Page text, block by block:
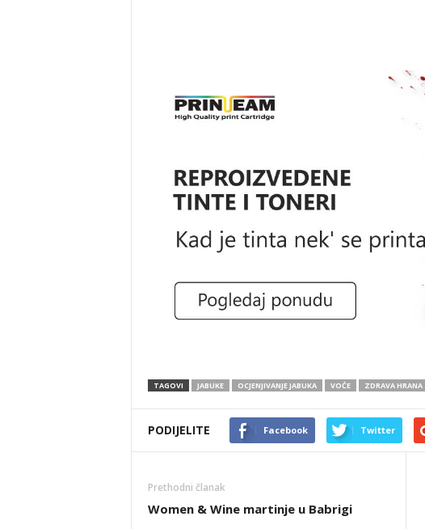
TAGOVI JABUKE OCJENJIVANJE JABUKA VOĆE ZDRAVA HRANA
PODIJELITE Facebook Twitter
Prethodni članak
Women & Wine martinje u Babrigi